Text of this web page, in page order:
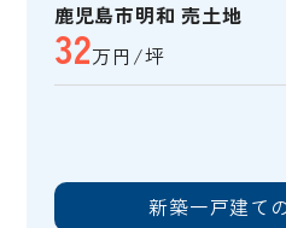
鹿児島市明和 売土地
32万円/坪
新築一戸建て